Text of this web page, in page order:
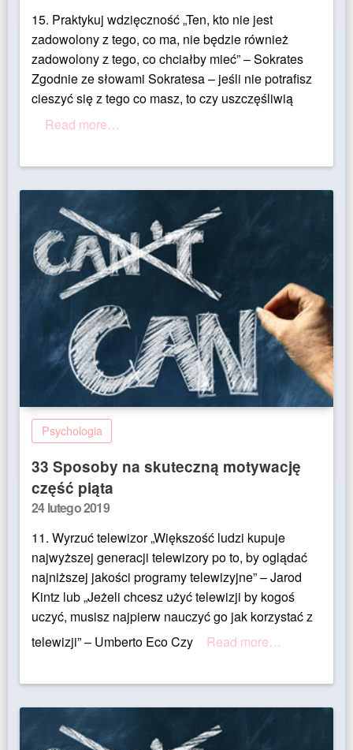
15. Praktykuj wdzięczność „Ten, kto nie jest
zadowolony z tego, co ma, nie będzie również
zadowolony z tego, co chciałby mieć” – Sokrates
Zgodnie ze słowami Sokratesa – jeśli nie potrafisz
cieszyć się z tego co masz, to czy uszczęśliwią
Read more…
Psychologia
33 Sposoby na skuteczną motywację
część piąta
Posted
24 lutego 2019
11. Wyrzuć telewizor „Większość ludzi kupuje
najwyższej generacji telewizory po to, by oglądać
najniższej jakości programy telewizyjne” – Jarod
Kintz lub „Jeżeli chcesz użyć telewizji by kogoś
uczyć, musisz najpierw nauczyć go jak korzystać z
telewizji” – Umberto Eco Czy
Read more…